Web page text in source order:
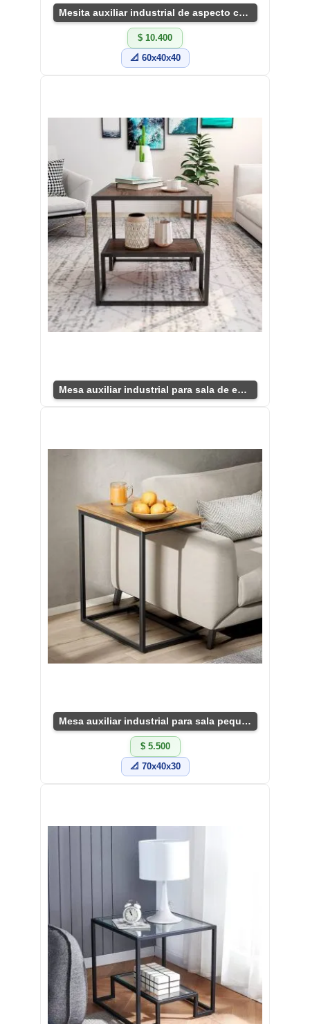
Mesita auxiliar industrial de aspecto cálido
$ 10.400
📐 60x40x40
Mesa auxiliar industrial para sala de estar
Mesa auxiliar industrial para sala pequeña
$ 5.500
📐 70x40x30